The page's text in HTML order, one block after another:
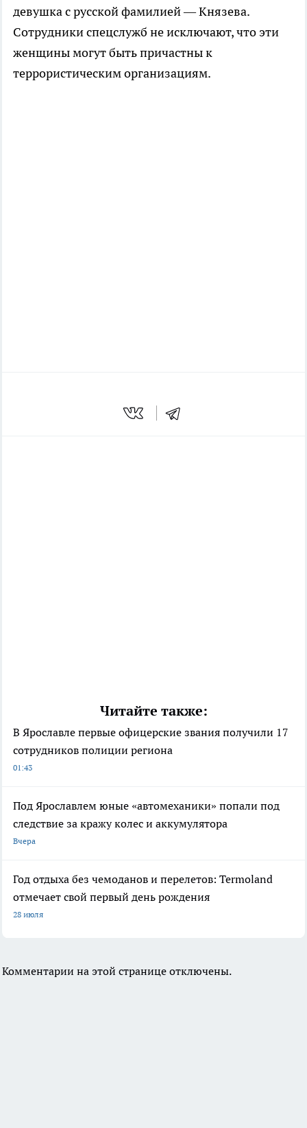
девушка с русской фамилией — Князева.
Сотрудники спецслужб не исключают, что эти
женщины могут быть причастны к
террористическим организациям.
Читайте также:
В Ярославле первые офицерские звания получили 17
сотрудников полиции региона
01:43
Под Ярославлем юные «автомеханики» попали под
следствие за кражу колес и аккумулятора
Вчера
Год отдыха без чемоданов и перелетов: Termoland
отмечает свой первый день рождения
28 июля
Комментарии на этой странице отключены.